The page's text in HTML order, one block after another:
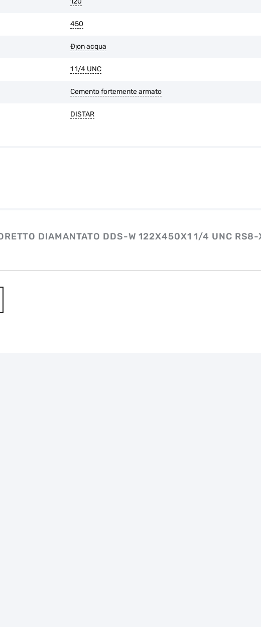
450
Ð¡on acqua
1 1/4 UNC
Cemento fortemente armato
DISTAR
DIAMANTATO DDS-W 122X450X1 1/4 UNC RS8-